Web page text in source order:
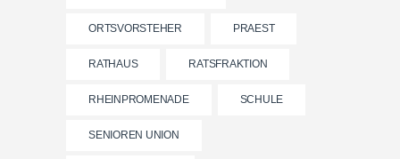
ORTSVORSTEHER PRAEST
RATHAUS RATSFRAKTION
RHEINPROMENADE SCHULE
SENIOREN UNION